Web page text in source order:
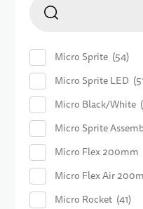
Micro Sprite 54
Micro Sprite LED
Micro Black/White
Micro Sprite
Micro Flex 200mm
Micro Flex Air
Micro Rocket 41